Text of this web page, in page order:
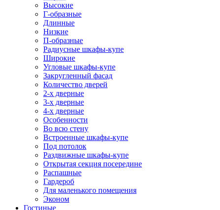
Высокие
Г-образные
Длинные
Низкие
П-образные
Радиусные шкафы-купе
Широкие
Угловые шкафы-купе
Закругленный фасад
Количество дверей
2-х дверные
3-х дверные
4-х дверные
Особенности
Во всю стену
Встроенные шкафы-купе
Под потолок
Раздвижные шкафы-купе
Открытая секция посередине
Распашные
Гардероб
Для маленького помещения
Эконом
Гостиные